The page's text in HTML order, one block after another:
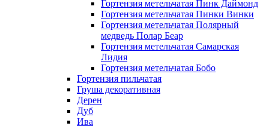
Гортензия метельчатая Пинк Даймонд
Гортензия метельчатая Пинки Винки
Гортензия метельчатая Полярный
медведь Полар Беар
Гортензия метельчатая Самарская
Лидия
Гортензия метельчатая Бобо
Гортензия пильчатая
Груша декоративная
Дерен
Дуб
Ива